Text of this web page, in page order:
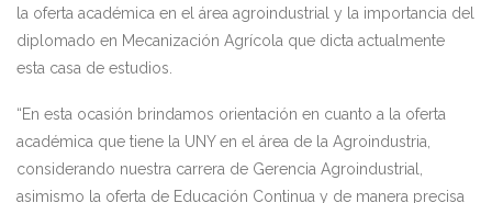
la oferta académica en el área agroindustrial y la importancia del
diplomado en Mecanización Agrícola que dicta actualmente
esta casa de estudios.
“En esta ocasión brindamos orientación en cuanto a la oferta
académica que tiene la UNY en el área de la Agroindustria,
considerando nuestra carrera de Gerencia Agroindustrial,
asimismo la oferta de Educación Continua y de manera precisa